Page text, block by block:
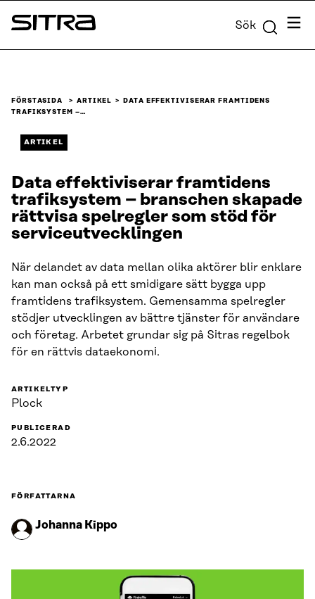
Skip to
content
Sitra Sök Meny
FÖRSTASIDA ARTIKEL
DATA EFFEKTIVISERAR FRAMTIDENS
TRAFIKSYSTEM –…
ARTIKEL
Data effektiviserar framtidens
trafiksystem – branschen skapade
rättvisa spelregler som stöd för
serviceutvecklingen
När delandet av data mellan olika aktörer blir enklare
kan man också på ett smidigare sätt bygga upp
framtidens trafiksystem. Gemensamma spelregler
stödjer utvecklingen av bättre tjänster för användare
och företag. Arbetet grundar sig på Sitras regelbok
för en rättvis dataekonomi.
ARTIKELTYP
Plock
PUBLICERAD
2.6.2022
FÖRFATTARNA
Johanna Kippo